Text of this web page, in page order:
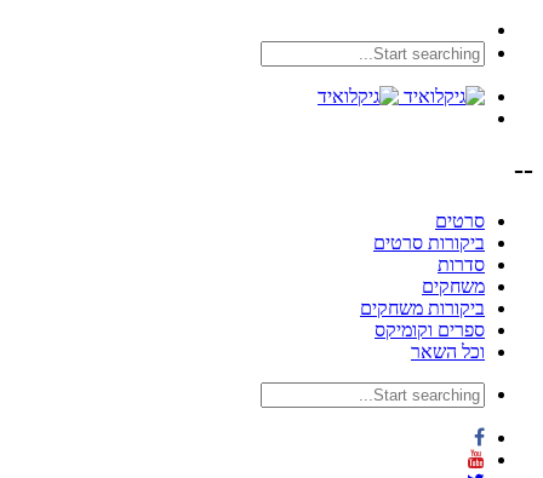
--
סרטים
ביקורות סרטים
סדרות
משחקים
ביקורות משחקים
ספרים וקומיקס
וכל השאר